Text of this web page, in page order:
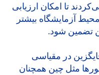
تا امکان ارزیابی
آزمایشگاه بیشتر
تضمین شود.
در مقیاسی
مثل چین همچنان